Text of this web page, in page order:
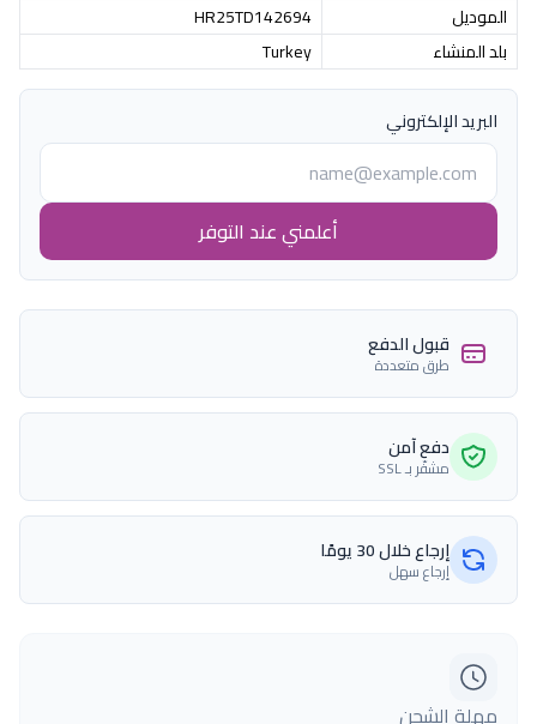
الموديل
HR25TD142694
بلد المنشاء
Turkey
البريد الإلكتروني
أعلمني عند التوفر
قبول الدفع
طرق متعددة
دفع آمن
مشفّر بـ SSL
إرجاع خلال 30 يومًا
إرجاع سهل
مهلة الشحن